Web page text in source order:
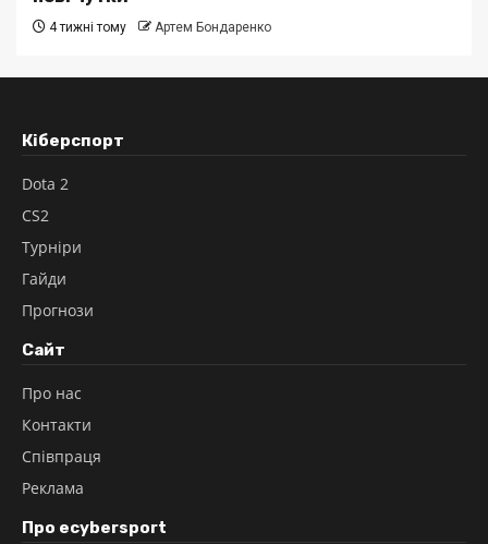
4 тижні тому Артем Бондаренко
Кіберспорт
Dota 2
CS2
Турніри
Гайди
Прогнози
Сайт
Про нас
Контакти
Співпраця
Реклама
Про ecybersport